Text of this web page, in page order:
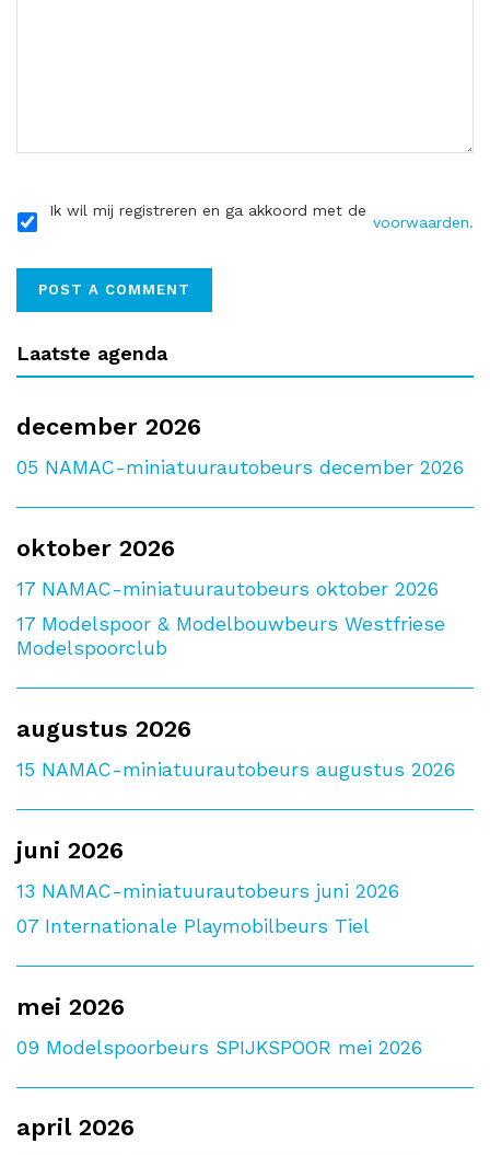
Ik wil mij registreren en ga akkoord met de
voorwaarden.
Laatste agenda
december 2026
05 NAMAC-miniatuurautobeurs december 2026
oktober 2026
17 NAMAC-miniatuurautobeurs oktober 2026
17 Modelspoor & Modelbouwbeurs Westfriese
Modelspoorclub
augustus 2026
15 NAMAC-miniatuurautobeurs augustus 2026
juni 2026
13 NAMAC-miniatuurautobeurs juni 2026
07 Internationale Playmobilbeurs Tiel
mei 2026
09 Modelspoorbeurs SPIJKSPOOR mei 2026
april 2026